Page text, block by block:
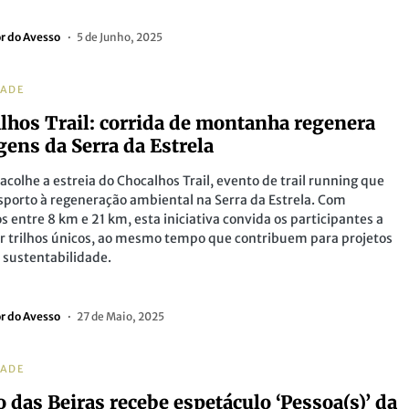
do Avesso 5 de Junho, 2025
Trail: corrida de montanha regenera
da Serra da Estrela
a estreia do Chocalhos Trail, evento de trail running que
à regeneração ambiental na Serra da Estrela. Com
entre 8 km e 21 km, esta iniciativa convida os participantes a
trilhos únicos, ao mesmo tempo que contribuem para projetos
sustentabilidade.
do Avesso 27 de Maio, 2025
das Beiras recebe espetáculo ‘Pessoa(s)’ da